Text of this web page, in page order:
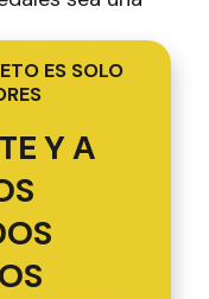
ES SOLO
Y A